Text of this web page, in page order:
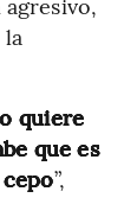
quiere
que es
”,